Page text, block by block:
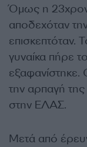
Όμως η
αποδεχόταν
επισκεπτόταν.
γυναίκα πήρε
την αρπαγή
στην ΕΛΑΣ.
Μετά από